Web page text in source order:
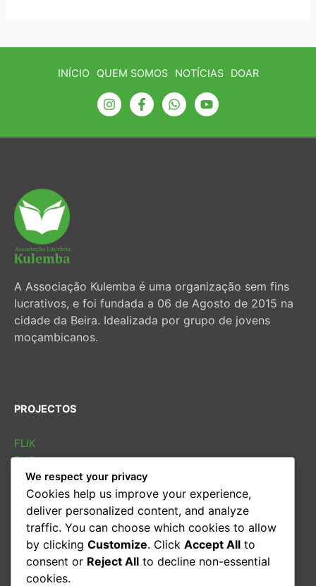
INÍCIO QUEM SOMOS NOTÍCIAS DOAR
A Associação Kulemba é uma organização sem fins
lucrativos, e foi fundada a 06 de Agosto de 2015 na
cidade da Beira. Idealizada por grupo de jovens
moçambicanos.
PROJECTOS
FLIK
FLIB
SOLETRAS
Sarau cultural
Conversas
Oficina de leitura
CONTACTOS
We respect your privacy
Cookies help us improve your experience,
deliver personalized content, and analyze
traffic. You can choose which cookies to allow
by clicking Customize. Click Accept All to
consent or Reject All to decline non-essential
cookies.